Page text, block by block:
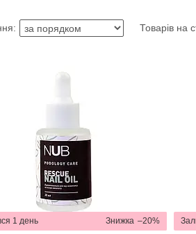
–20%
1 день